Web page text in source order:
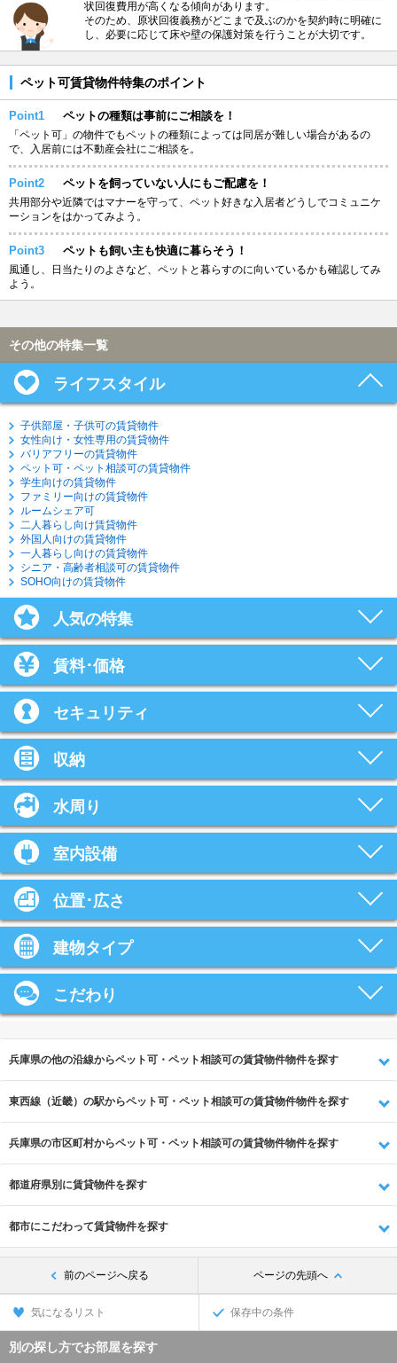
状回復費用が高くなる傾向があります。
そのため、原状回復義務がどこまで及ぶのかを契約時に明確に
し、必要に応じて床や壁の保護対策を行うことが大切です。
ペット可賃貸物件特集のポイント
Point1 ペットの種類は事前にご相談を！
「ペット可」の物件でもペットの種類によっては同居が難しい場合があるの
で、入居前には不動産会社にご相談を。
Point2 ペットを飼っていない人にもご配慮を！
共用部分や近隣ではマナーを守って、ペット好きな入居者どうしでコミュニケ
ーションをはかってみよう。
Point3 ペットも飼い主も快適に暮らそう！
風通し、日当たりのよさなど、ペットと暮らすのに向いているかも確認してみ
よう。
その他の特集一覧
ライフスタイル
子供部屋・子供可の賃貸物件
女性向け・女性専用の賃貸物件
バリアフリーの賃貸物件
ペット可・ペット相談可の賃貸物件
学生向けの賃貸物件
ファミリー向けの賃貸物件
ルームシェア可
二人暮らし向け賃貸物件
外国人向けの賃貸物件
一人暮らし向けの賃貸物件
シニア・高齢者相談可の賃貸物件
SOHO向けの賃貸物件
人気の特集
賃料･価格
セキュリティ
収納
水周り
室内設備
位置･広さ
建物タイプ
こだわり
兵庫県の他の沿線からペット可・ペット相談可の賃貸物件物件を探す
東西線（近畿）の駅からペット可・ペット相談可の賃貸物件物件を探す
兵庫県の市区町村からペット可・ペット相談可の賃貸物件物件を探す
都道府県別に賃貸物件を探す
都市にこだわって賃貸物件を探す
前のページへ戻る ページの先頭へ
気になるリスト 保存中の条件
別の探し方でお部屋を探す